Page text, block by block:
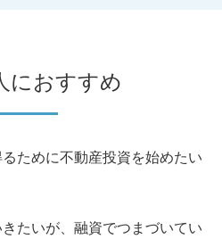
におすすめ
ために不動産投資を始めたい
たいが、融資でつまづいてい